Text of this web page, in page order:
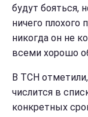
будут бояться,
ничего плохого
никогда он не
всеми хорошо
В ТСН
числится в
конкретных